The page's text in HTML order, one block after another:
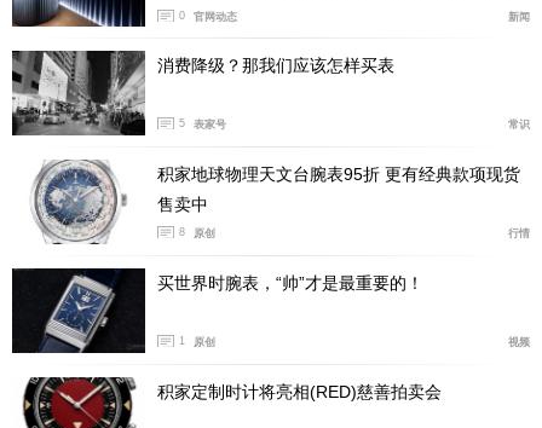
产品型号:WJBB0086
国内公价:￥233000
腕表直径:36毫米
表壳厚度:12.11毫米
表壳材质:玫瑰金
防水深度:30米
https://www.xbiao.com/cartier/104484/
腕表点评：女性腕表中最有话语权也最有辨识度的肯定非
开幕 礼赞女性时计艺术
0 官网动态 新闻
消费降级？那我们应该怎样买表
5 表家号 常识
积家地球物理天文台腕表95折 更有经典款项现货
售卖中
8 原创 行情
买世界时腕表，“帅”才是最重要的！
1 原创 视频
积家定制时计将亮相(RED)慈善拍卖会